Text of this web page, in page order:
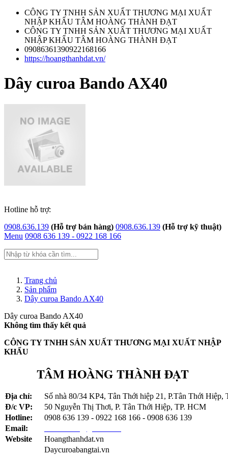
CÔNG TY TNHH SẢN XUẤT THƯƠNG MẠI XUẤT
NHẬP KHẨU TÂM HOÀNG THÀNH ĐẠT
CÔNG TY TNHH SẢN XUẤT THƯƠNG MẠI XUẤT
NHẬP KHẨU TÂM HOÀNG THÀNH ĐẠT
09086361390922168166
https://hoangthanhdat.vn/
Dây curoa Bando AX40
Hotline hỗ trợ:
0908.636.139 (Hỗ trợ bán hàng) 0908.636.139 (Hỗ trợ kỹ thuật)
Menu 0908 636 139 - 0922 168 166
Trang chủ
Giới thiệu
Sản phẩm
Dây curoa Gatea usa 380020M170
Dây curoa Gates 380020M170
Dây Curoa 20M4600-290
Dây curoa 385014MGT
Dây curoa 3850-14MGT-170
Dây curoa 3360-14MGT 55
Dây Curoa 14MGT-3360
Dây curoa 3360-14MGT
Dây curoa Gates 3360-14MGT3
Dây curoa Bando SPC-3100
Dây curoa SPB 2990
Dây curoa Bando SPB2990LW
Trang chủ
Sản phẩm
Dây curoa Bando AX40
Dây curoa Bando AX40
Không tìm thấy kết quả
CÔNG TY TNHH SẢN XUẤT THƯƠNG MẠI XUẤT NHẬP
KHẨU
TÂM HOÀNG THÀNH ĐẠT
Địa chỉ:
Số nhà 80/34 KP4, Tân Thới hiệp 21, P.Tân Thới Hiệp,
Đ/c VP:
50 Nguyễn Thị Thơi, P. Tân Thới Hiệp, TP. HCM
Hotline:
0908 636 139 - 0922 168 166 - 0908 636 139
Email:
Website
Hoangthanhdat.vn
Daycuroabangtai.vn